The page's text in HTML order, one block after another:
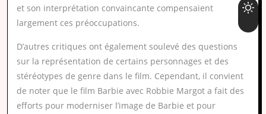
et son interprétation convaincante compensaient
largement ces préoccupations.
D’autres critiques ont également soulevé des questions
sur la représentation de certains personnages et des
stéréotypes de genre dans le film. Cependant, il convient
de noter que le film Barbie avec Robbie Margot a fait des
efforts pour moderniser l’image de Barbie et pour